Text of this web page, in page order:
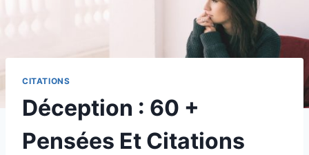
CITATIONS
Déception : 60 +
Pensées Et Citations